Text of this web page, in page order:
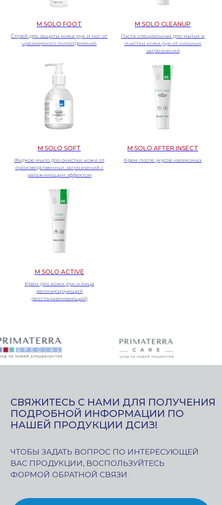
M SOLO FOOT
Спрей для защиты кожи рук и ног от
чрезмерного потоотделения
M SOLO CLEANUP
Паста специальная для мытья и
очистки кожи рук от сильных
загрязнений
M SOLO SOFT
Жидкое мыло для очистки кожи от
производственных загрязнений с
увлажняющим эффектом
M SOLO AFTER INSECT
Крем после укусов насекомых
M SOLO ACTIVE
Крем для кожи рук и лица
регенерирующий
(восстанавливающий)
ПРОДУКЦИЯ
+7 (495) 640-52-63
info@primaterra.ru
© 2024 Все права защищены